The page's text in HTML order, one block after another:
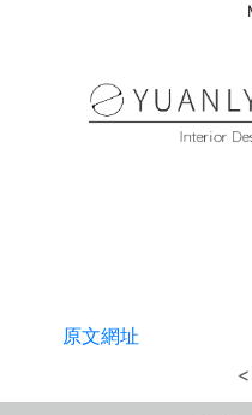
原文網址